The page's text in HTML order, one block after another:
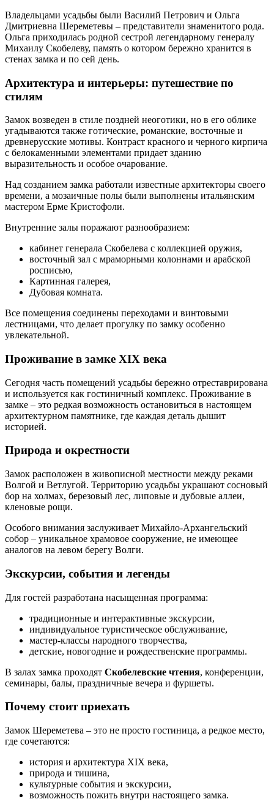
Владельцами усадьбы были Василий Петрович и Ольга
Дмитриевна Шереметевы – представители знаменитого рода.
Ольга приходилась родной сестрой легендарному генералу
Михаилу Скобелеву, память о котором бережно хранится в
стенах замка и по сей день.
Архитектура и интерьеры: путешествие по
стилям
Замок возведен в стиле поздней неоготики, но в его облике
угадываются также готические, романские, восточные и
древнерусские мотивы. Контраст красного и черного кирпича
с белокаменными элементами придает зданию
выразительность и особое очарование.
Над созданием замка работали известные архитекторы своего
времени, а мозаичные полы были выполнены итальянским
мастером Ерме Кристофоли.
Внутренние залы поражают разнообразием:
кабинет генерала Скобелева с коллекцией оружия,
восточный зал с мраморными колоннами и арабской
росписью,
Картинная галерея,
Дубовая комната.
Все помещения соединены переходами и винтовыми
лестницами, что делает прогулку по замку особенно
увлекательной.
Проживание в замке XIX века
Сегодня часть помещений усадьбы бережно отреставрирована
и используется как гостиничный комплекс. Проживание в
замке – это редкая возможность остановиться в настоящем
архитектурном памятнике, где каждая деталь дышит
историей.
Природа и окрестности
Замок расположен в живописной местности между реками
Волгой и Ветлугой. Территорию усадьбы украшают сосновый
бор на холмах, березовый лес, липовые и дубовые аллеи,
кленовые рощи.
Особого внимания заслуживает Михайло-Архангельский
собор – уникальное храмовое сооружение, не имеющее
аналогов на левом берегу Волги.
Экскурсии, события и легенды
Для гостей разработана насыщенная программа:
традиционные и интерактивные экскурсии,
индивидуальное туристическое обслуживание,
мастер-классы народного творчества,
детские, новогодние и рождественские программы.
В залах замка проходят Скобелевские чтения, конференции,
семинары, балы, праздничные вечера и фуршеты.
Почему стоит приехать
Замок Шереметева – это не просто гостиница, а редкое место,
где сочетаются:
история и архитектура XIX века,
природа и тишина,
культурные события и экскурсии,
возможность пожить внутри настоящего замка.